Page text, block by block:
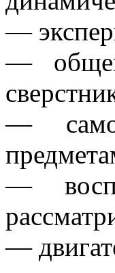
—
—
—
—
—